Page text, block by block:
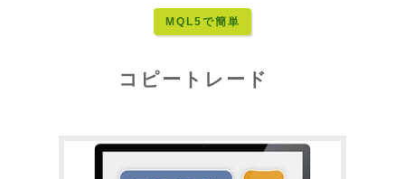
MQL5で簡単
コピートレード